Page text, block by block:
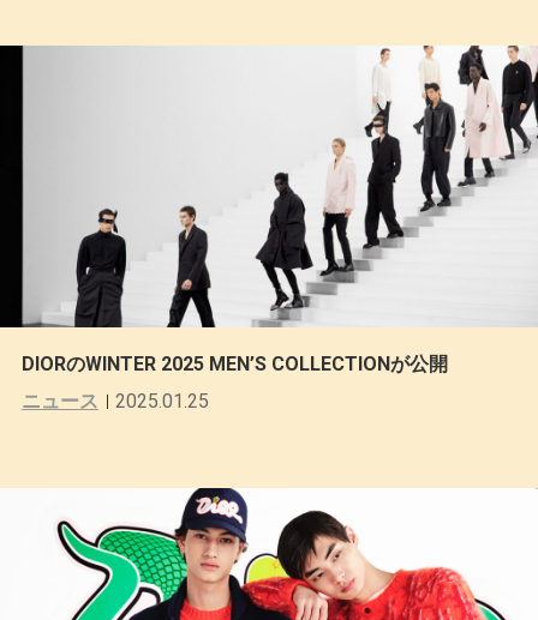
DIORのWINTER 2025 MEN’S COLLECTIONが公開
ニュース
2025.01.25